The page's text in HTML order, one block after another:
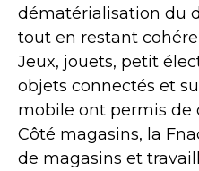
dématérialisation du
tout en restant
Jeux, jouets, petit
objets connectés et
mobile ont permis de
Côté magasins, la
de magasins et